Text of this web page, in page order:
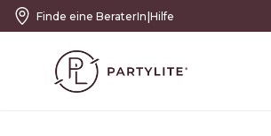
Finde eine BeraterIn|Hilfe